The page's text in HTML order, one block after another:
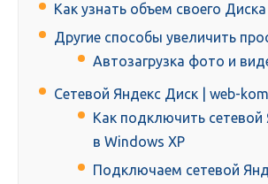
Как узнать объем своего Диска
Другие способы увеличить
Автозагрузка фото и
Сетевой Яндекс Диск | web-
Как подключить сетевой
в Windows XP
Подключаем сетевой